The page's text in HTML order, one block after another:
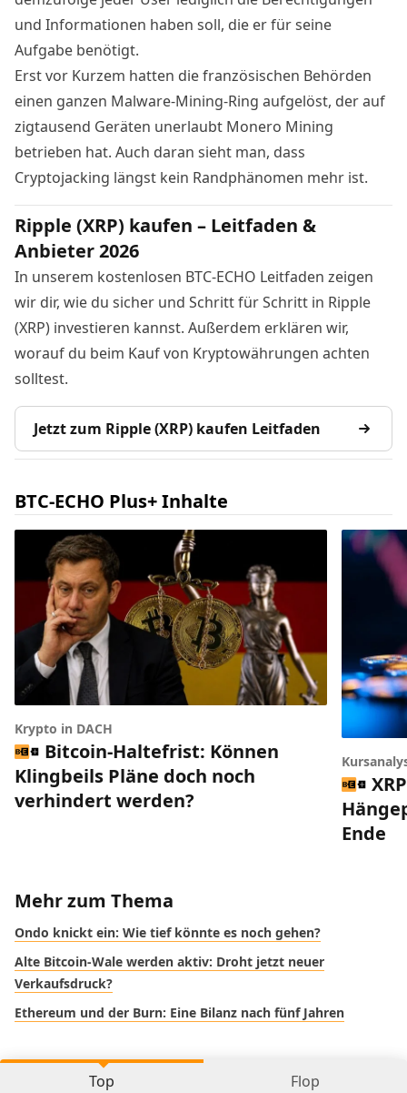
und Informationen haben soll, die er für seine
Aufgabe benötigt.
Erst vor Kurzem hatten die französischen Behörden
einen ganzen Malware-Mining-Ring aufgelöst, der auf
zigtausend Geräten unerlaubt Monero Mining
betrieben hat. Auch daran sieht man, dass
Cryptojacking längst kein Randphänomen mehr ist.
Ripple (XRP) kaufen – Leitfaden &
Anbieter 2026
In unserem kostenlosen BTC-ECHO Leitfaden zeigen
wir dir, wie du sicher und Schritt für Schritt in Ripple
(XRP) investieren kannst. Außerdem erklären wir,
worauf du beim Kauf von Kryptowährungen achten
solltest.
Jetzt zum Ripple (XRP) kaufen Leitfaden
BTC-ECHO Plus+ Inhalte
Krypto in DACH
Bitcoin-Haltefrist: Können
Klingbeils Pläne doch noch
verhindert werden?
Ende
Mehr zum Thema
Ondo knickt ein: Wie tief könnte es noch gehen?
Alte Bitcoin-Wale werden aktiv: Droht jetzt neuer
Verkaufsdruck?
Ethereum und der Burn: Eine Bilanz nach fünf Jahren
Top Flop